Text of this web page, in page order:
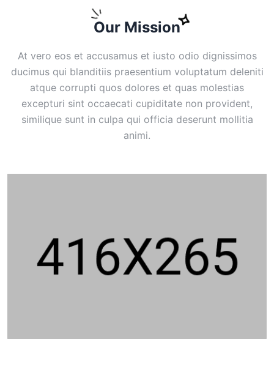
Our Mission
At vero eos et accusamus et iusto odio dignissimos
ducimus qui blanditiis praesentium voluptatum deleniti
atque corrupti quos dolores et quas molestias
excepturi sint occaecati cupiditate non provident,
similique sunt in culpa qui officia deserunt mollitia
animi.